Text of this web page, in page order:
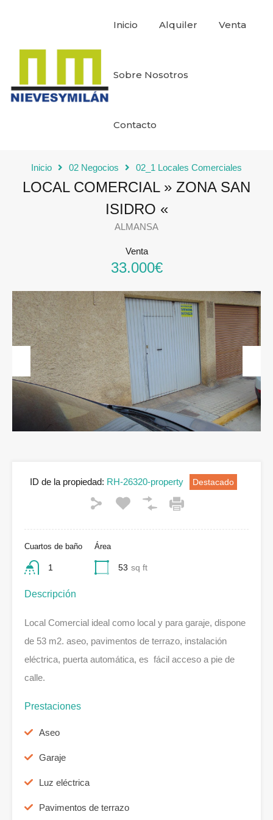
Inicio Alquiler Venta
Sobre Nosotros
Contacto
Inicio 02 Negocios 02_1 Locales Comerciales
LOCAL COMERCIAL » ZONA SAN
ISIDRO «
ALMANSA
Venta
33.000€
Previous Next
ID de la propiedad: RH-26320-property Destacado
Cuartos de baño
1
Área
53 sq ft
Descripción
Local Comercial ideal como local y para garaje, dispone
de 53 m2. aseo, pavimentos de terrazo, instalación
eléctrica, puerta automática, es fácil acceso a pie de
calle.
Prestaciones
Aseo
Garaje
Luz eléctrica
Pavimentos de terrazo